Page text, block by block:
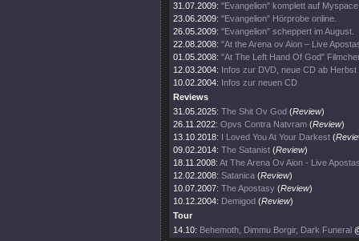
31.07.2009: "Evangelion" komplett auf
23.06.2009: "Evangelion" Hörprobe online.
26.05.2009: "Evangelion" scheppert im August.
22.08.2008: "At the Arena ov Aion – Live
01.05.2008: "At The Left Hand Of God"
12.03.2004: Infos zur DVD, neue CD ab Herbst
10.02.2004: Infos zur neuen CD
Reviews
31.05.2025: The Shit Ov God (Review)
26.11.2022: Opvs Contra Natvram (Review)
13.10.2018: I Loved You At Your Darkest (
09.02.2014: The Satanist (Review)
18.11.2008: At The Arena Ov Aion - Live
12.02.2008: Satanica (Review)
10.07.2007: The Apostasy (Review)
10.12.2004: Demigod (Review)
Tour
14.10: Behemoth, Dimmu Borgir, Dark Funeral